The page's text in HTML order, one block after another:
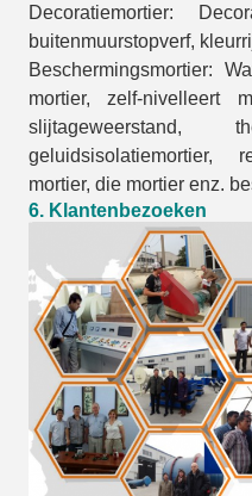
Decoratiemortier:
buitenmuurstopverf,
Beschermingsmortier:
mortier, zelf-nivelleert
slijtageweerstand,
geluidsisolatiemortier,
mortier, die mortier enz.
6. Klantenbezoeken